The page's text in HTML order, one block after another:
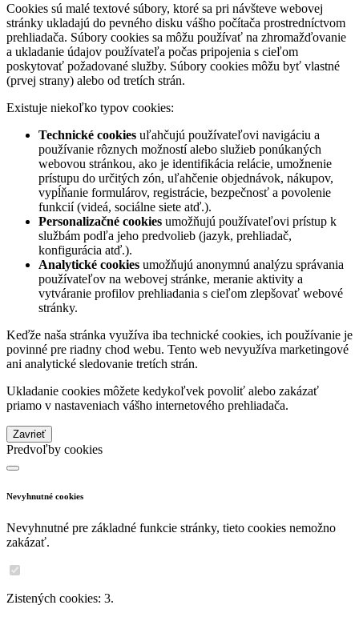
Cookies sú malé textové súbory, ktoré sa pri návšteve webovej
stránky ukladajú do pevného disku vášho počítača prostredníctvom
prehliadača. Súbory cookies sa môžu používať na zhromažďovanie
a ukladanie údajov používateľa počas pripojenia s cieľom
poskytovať požadované služby. Súbory cookies môžu byť vlastné
(prvej strany) alebo od tretích strán.
Existuje niekoľko typov cookies:
Technické cookies uľahčujú používateľovi navigáciu a
používanie rôznych možností alebo služieb ponúkaných
webovou stránkou, ako je identifikácia relácie, umožnenie
prístupu do určitých zón, uľahčenie objednávok, nákupov,
vypĺňanie formulárov, registrácie, bezpečnosť a povolenie
funkcií (videá, sociálne siete atď.).
Personalizačné cookies umožňujú používateľovi prístup k
službám podľa jeho predvolieb (jazyk, prehliadač,
konfigurácia atď.).
Analytické cookies umožňujú anonymnú analýzu správania
používateľov na webovej stránke, meranie aktivity a
vytváranie profilov prehliadania s cieľom zlepšovať webové
stránky.
Keďže naša stránka využíva iba technické cookies, ich používanie je
povinné pre riadny chod webu. Tento web nevyužíva marketingové
ani analytické sledovanie tretích strán.
Ukladanie cookies môžete kedykoľvek povoliť alebo zakázať
priamo v nastaveniach vášho internetového prehliadača.
Zavrieť
Predvoľby cookies
Nevyhnutné cookies
Nevyhnutné pre základné funkcie stránky, tieto cookies nemožno
zakázať.
Zistených cookies: 3.